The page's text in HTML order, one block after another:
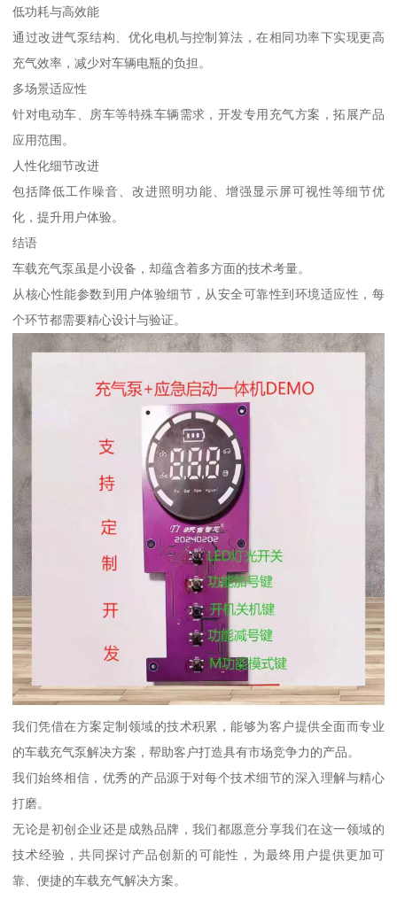
低功耗与高效能
通过改进气泵结构、优化电机与控制算法，在相同功率下实现更高
充气效率，减少对车辆电瓶的负担。
多场景适应性
针对电动车、房车等特殊车辆需求，开发专用充气方案，拓展产品
应用范围。
人性化细节改进
包括降低工作噪音、改进照明功能、增强显示屏可视性等细节优
化，提升用户体验。
结语
车载充气泵虽是小设备，却蕴含着多方面的技术考量。
从核心性能参数到用户体验细节，从安全可靠性到环境适应性，每
个环节都需要精心设计与验证。
我们凭借在方案定制领域的技术积累，能够为客户提供全面而专业
的车载充气泵解决方案，帮助客户打造具有市场竞争力的产品。
我们始终相信，优秀的产品源于对每个技术细节的深入理解与精心
打磨。
无论是初创企业还是成熟品牌，我们都愿意分享我们在这一领域的
技术经验，共同探讨产品创新的可能性，为最终用户提供更加可
靠、便捷的车载充气解决方案。